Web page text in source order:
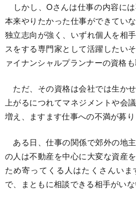
しかし、Oさんは仕事の内容には
本来やりたかった仕事ができてい
独立志向が強く、いずれ個人を相
スをする専門家として活躍したい
ァイナンシャルプランナーの資格も
ただ、その資格は会社では生か
上がるにつれてマネジメントや会
増え、ますます仕事への不満が募り
ある日、仕事の関係で郊外の地
の人は不動産を中心に大変な資産
ため寄ってくる人はたくさんいま
で、まともに相談できる相手がいな